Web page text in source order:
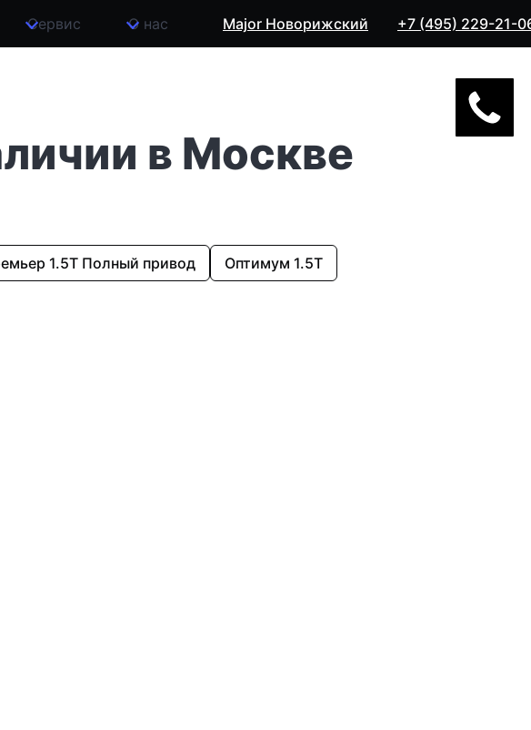
Сервис О нас Major Новорижский +7 (495) 229-21-
в Москве
1.5T Полный привод Оптимум 1.5T